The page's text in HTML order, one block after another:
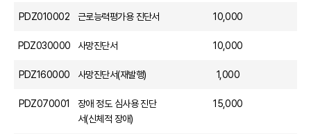
PDZ010002 근로능력평가용 진단서 10,000
PDZ030000 사망진단서 10,000
PDZ160000 사망진단서(재발행) 1,000
PDZ070001
장애 정도 심사용 진단
서(신체적 장애)
15,000